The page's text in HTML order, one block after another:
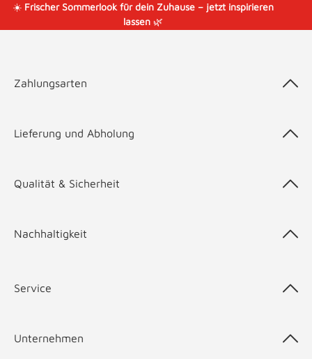
☀️ Frischer Sommerlook für dein Zuhause – jetzt inspirieren
lassen🌿
Zahlungsarten
Lieferung und Abholung
Qualität & Sicherheit
Nachhaltigkeit
Service
Unternehmen